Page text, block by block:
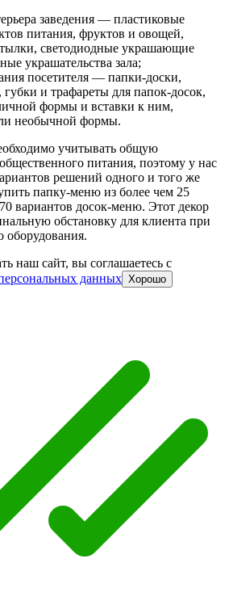
заведения — пластиковые
питания, фруктов и овощей,
светодиодные украшающие
украшательства зала;
посетителя — папки-доски,
и трафареты для папок-досок,
формы и вставки к ним,
необычной формы.
учитывать общую
питания, поэтому у нас
решений одного и того же
папку-меню из более чем 25
вариантов досок-меню. Этот декор
обстановку для клиента при
оборудования.
наш сайт, вы соглашаетесь c
данных Хорошо